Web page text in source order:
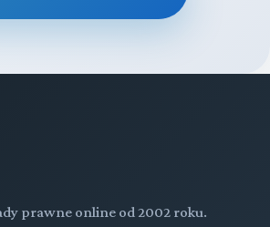
prawne online od 2002 roku.